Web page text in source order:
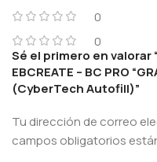
0
0
Sé el primero en valorar
EBCREATE – BC PRO
(CyberTech Autofill)”
Tu dirección de correo
campos obligatorios